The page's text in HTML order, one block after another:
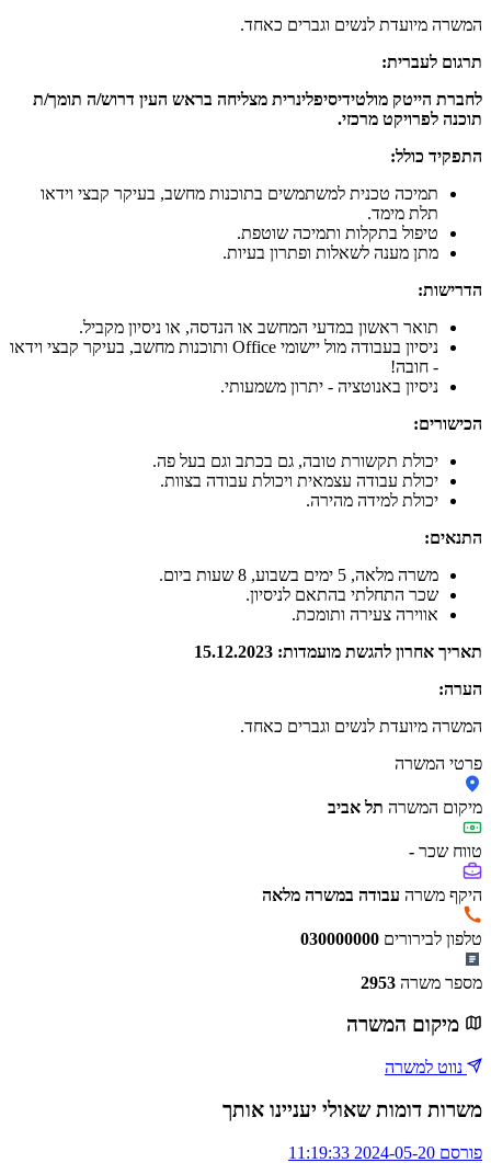
המשרה מיועדת לנשים וגברים כאחד.
תרגום לעברית:
לחברת הייטק מולטידיסיפלינרית מצליחה בראש העין דרוש/ה תומך/ת
תוכנה לפרויקט מרכזי.
התפקיד כולל:
תמיכה טכנית למשתמשים בתוכנות מחשב, בעיקר קבצי וידאו
תלת מימד.
טיפול בתקלות ותמיכה שוטפת.
מתן מענה לשאלות ופתרון בעיות.
הדרישות:
תואר ראשון במדעי המחשב או הנדסה, או ניסיון מקביל.
ניסיון בעבודה מול יישומי Office ותוכנות מחשב, בעיקר קבצי וידאו
- חובה!
ניסיון באנוטציה - יתרון משמעותי.
הכישורים:
יכולת תקשורת טובה, גם בכתב וגם בעל פה.
יכולת עבודה עצמאית ויכולת עבודה בצוות.
יכולת למידה מהירה.
התנאים:
משרה מלאה, 5 ימים בשבוע, 8 שעות ביום.
שכר התחלתי בהתאם לניסיון.
אווירה צעירה ותומכת.
תאריך אחרון להגשת מועמדות: 15.12.2023
הערה:
המשרה מיועדת לנשים וגברים כאחד.
פרטי המשרה
מיקום המשרה תל אביב
טווח שכר -
היקף משרה עבודה במשרה מלאה
טלפון לבירורים 030000000
מספר משרה 2953
מיקום המשרה
נווט למשרה
משרות דומות שאולי יעניינו אותך
פורסם 2024-05-20 11:19:33